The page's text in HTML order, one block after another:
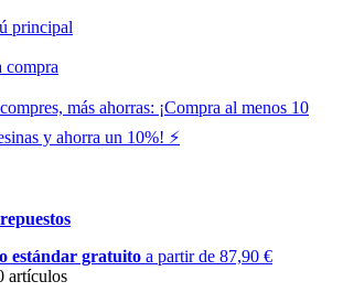
principal
compra
más ahorras: ¡Compra al menos 10
y ahorra un 10%! ⚡️
estándar gratuito a partir de 87,90 €
artículos